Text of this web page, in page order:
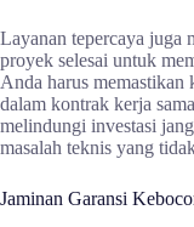
Layanan tepercaya juga
proyek selesai untuk
Anda harus memastikan
dalam kontrak kerja
melindungi investasi
masalah teknis yang
Jaminan Garansi